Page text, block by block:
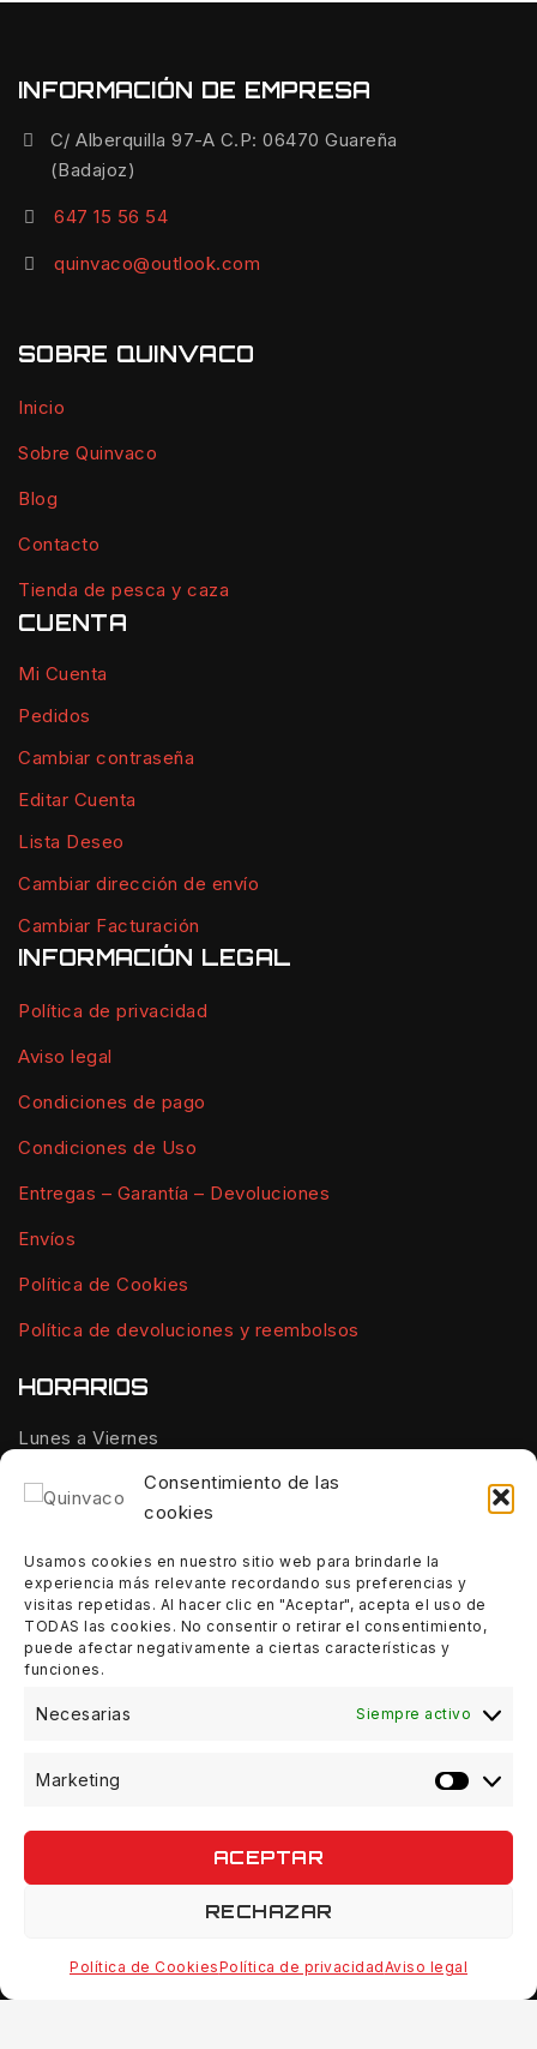
Consentimiento de las
cookies
Usamos cookies en nuestro sitio web para brindarle la
experiencia más relevante recordando sus preferencias y
visitas repetidas. Al hacer clic en "Aceptar", acepta el uso de
TODAS las cookies. No consentir o retirar el consentimiento,
puede afectar negativamente a ciertas características y
funciones.
Necesarias Siempre activo
Marketing
ACEPTAR
RECHAZAR
Política de CookiesPolítica de privacidadAviso legal
INFORMACIÓN DE EMPRESA
C/ Alberquilla 97-A C.P: 06470 Guareña
(Badajoz)
647 15 56 54
quinvaco@outlook.com
SOBRE QUINVACO
Inicio
Sobre Quinvaco
Blog
Contacto
Tienda de pesca y caza
CUENTA
Mi Cuenta
Pedidos
Cambiar contraseña
Editar Cuenta
Lista Deseo
Cambiar dirección de envío
Cambiar Facturación
INFORMACIÓN LEGAL
Política de privacidad
Aviso legal
Condiciones de pago
Condiciones de Uso
Entregas – Garantía – Devoluciones
Envíos
Política de Cookies
Política de devoluciones y reembolsos
HORARIOS
Lunes a Viernes
Sábados:
10:00 - 14:00
Domingos:
Cerrado
© 2026 Quinvaco - WordPress Theme by